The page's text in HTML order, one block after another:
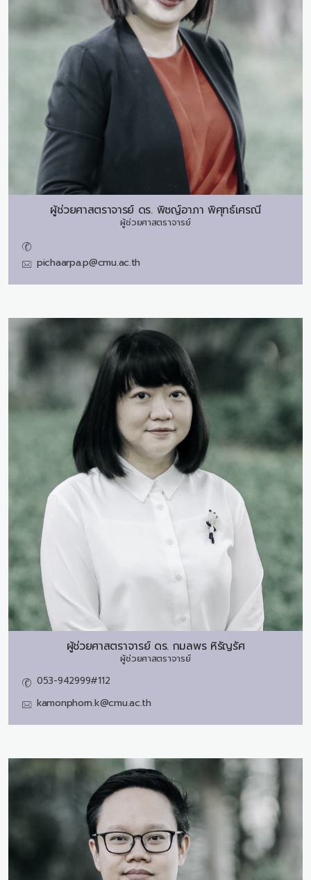
ผู้ช่วยศาสตราจารย์ ดร. พิชญ์อาภา พิศุทธ์เศรณี
ผู้ช่วยศาสตราจารย์
pichaarpa.p@cmu.ac.th
ผู้ช่วยศาสตราจารย์ ดร. กมลพร หิรัญรัศ
ผู้ช่วยศาสตราจารย์
053-942999#112
kamonphorn.k@cmu.ac.th